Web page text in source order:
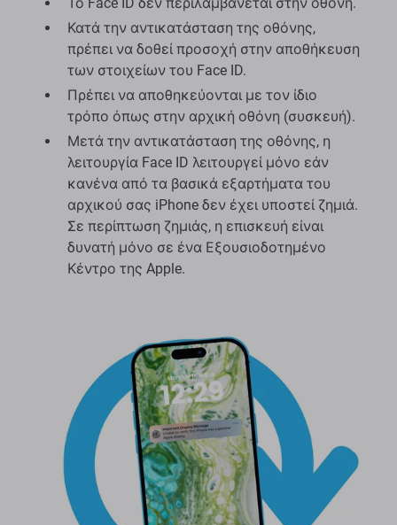
Κατά την αντικατάσταση της οθόνης,
πρέπει να δοθεί προσοχή στην αποθήκευση
των στοιχείων του Face ID.
Πρέπει να αποθηκεύονται με τον ίδιο
τρόπο όπως στην αρχική οθόνη (συσκευή).
Μετά την αντικατάσταση της οθόνης, η
λειτουργία Face ID λειτουργεί μόνο εάν
κανένα από τα βασικά εξαρτήματα του
αρχικού σας iPhone δεν έχει υποστεί ζημιά.
Σε περίπτωση ζημιάς, η επισκευή είναι
δυνατή μόνο σε ένα Εξουσιοδοτημένο
Κέντρο της Apple.